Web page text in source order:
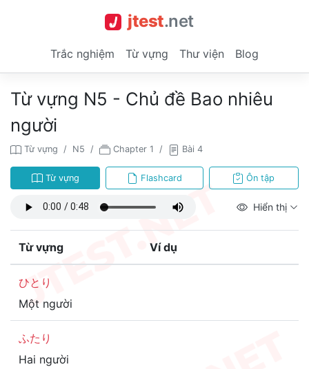
jtest.net
Trắc nghiệm Từ vựng Thư viện Blog
Từ vựng N5 - Chủ đề Bao nhiêu
người
Từ vựng N5 Chapter 1 Bài 4
Từ vựng Flashcard Ôn tập
Hiển thị
Từ vựng Ví dụ
ひとり
Một người
ふたり
Hai người